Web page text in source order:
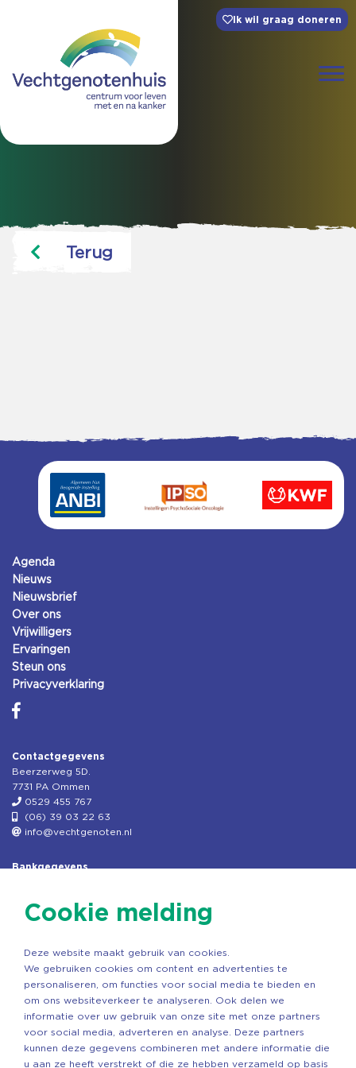
Ik wil graag doneren
Terug
Agenda
Nieuws
Nieuwsbrief
Over ons
Vrijwilligers
Ervaringen
Steun ons
Privacyverklaring
Contactgegevens
Beerzerweg 5D.
7731 PA Ommen
0529 455 767
(06) 39 03 22 63
info@vechtgenoten.nl
Bankgegevens
Rek.nr: NL85RABO0127579230
Copyright ©2026 Vechtgenoten
Cookie melding
Deze website maakt gebruik van cookies.
We gebruiken cookies om content en advertenties te
personaliseren, om functies voor social media te bieden en
om ons websiteverkeer te analyseren. Ook delen we
informatie over uw gebruik van onze site met onze partners
voor social media, adverteren en analyse. Deze partners
kunnen deze gegevens combineren met andere informatie die
u aan ze heeft verstrekt of die ze hebben verzameld op basis